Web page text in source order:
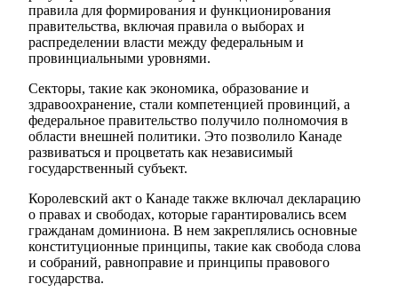
правила для формирования и функционирования
правительства, включая правила о выборах и
распределении власти между федеральным и
провинциальными уровнями.
Секторы, такие как экономика, образование и
здравоохранение, стали компетенцией провинций, а
федеральное правительство получило полномочия в
области внешней политики. Это позволило Канаде
развиваться и процветать как независимый
государственный субъект.
Королевский акт о Канаде также включал декларацию
о правах и свободах, которые гарантировались всем
гражданам доминиона. В нем закреплялись основные
конституционные принципы, такие как свобода слова
и собраний, равноправие и принципы правового
государства.